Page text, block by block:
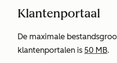
Klantenportaal
De maximale
klantenportalen is 50 MB.